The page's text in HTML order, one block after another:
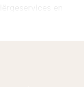
en
officiële
heeft 4